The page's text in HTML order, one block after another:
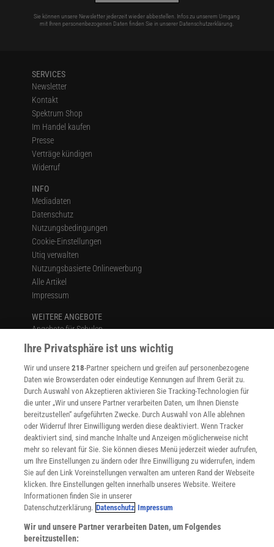
Sie können unsere Newsletter jederzeit wieder abbestellen. Infos zu unserem Umgang
mit Ihren personenbezogenen Daten finden Sie in unserer Datenschutzerklärung
SERVICES
Newsletter
Kontakt
Spektrum Shop
Im Handel kaufen
Presse
Verträge kündigen
Widerruf
INFO
Mediadaten
Datenschutz
Nutzungsbedingungen
Cookie-Einstellungen
Utiq verwalten
Nutzungsbasierte Onlinewerbung
Alle Artikel
Impressum
WEITERE ANGEBOTE
Angebote für Schulen
Angebote für Institutionen
Sprachen lernen mit Gymglish
Lexika
Für Spektrum schreiben
Zugänglichkeitserklärung
WEBSEITEN
KielSCN
Wissenschaft in die Schulen
SciLogs
Uns finden Sie auch hier:
Ihre Privatsphäre ist uns wichtig
Wir und unsere218-Partner speichern und greifen auf personenbezogene
Daten wie Browserdaten oder eindeutige Kennungen auf Ihrem Gerät zu.
Durch Auswahl von Akzeptieren aktivieren Sie Tracking-Technologien für
die unter „Wir und unsere Partner verarbeiten Daten, um Ihnen Dienste
bereitzustellen“ aufgeführten Zwecke. Durch Auswahl von Alle ablehnen
oder Widerruf Ihrer Einwilligung werden diese deaktiviert. Wenn Tracker
deaktiviert sind, sind manche Inhalte und Anzeigen möglicherweise nicht
mehr so relevant für Sie. Sie können dieses Menü jederzeit wieder aufrufen,
um Ihre Einstellungen zu ändern oder Ihre Einwilligung zu widerrufen, indem
Sie auf den Link Voreinstellungen verwalten am unteren Rand der Webseite
klicken. Ihre Einstellungen gelten innerhalb unseres Website. Weitere
Informationen finden Sie in unserer
Datenschutzerklärung. Datenschutz Impressum
Wir und unsere Partner verarbeiten Daten, um Folgendes
bereitzustellen: